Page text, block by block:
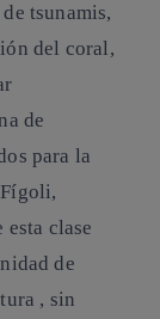
tsunamis,
del coral,
de
para la
clase
de
, sin